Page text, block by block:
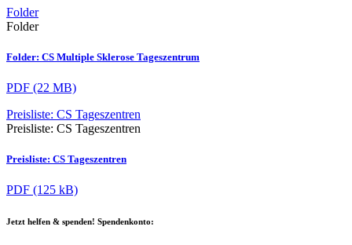
Folder
Folder
Folder: CS Multiple Sklerose Tageszentrum
PDF (22 MB)
Preisliste: CS Tageszentren
Preisliste: CS Tageszentren
Preisliste: CS Tageszentren
PDF (125 kB)
Jetzt helfen & spenden! Spendenkonto: